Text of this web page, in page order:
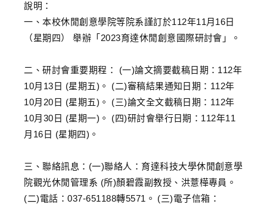
說明：
一、本校休閒創意學院等院系謹訂於112年11月16日
（星期四） 舉辦「2023育達休閒創意國際研討會」。
二、研討會重要期程： (一)論文摘要截稿日期：112年
10月13日 (星期五)。 (二)審稿結果通知日期：112年
10月20日 (星期五)。 (三)論文全文截稿日期：112年
10月30日 (星期一)。 (四)研討會舉行日期：112年11
月16日 (星期四)。
三、聯絡訊息：(一)聯絡人：育達科技大學休閒創意學
院觀光休閒管理系 (所)顏碧霞副教授、洪薏樺專員。
(二)電話：037-651188轉5571。 (三)電子信箱：